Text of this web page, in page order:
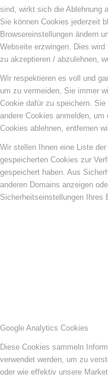
sind, wirkt sich die Ablehnung
Sie können Cookies jederzeit
Browsereinstellungen ändern
Webseite erzwingen. Dies
zu akzeptieren / abzulehnen,
Wir respektieren es voll und
um zu vermeiden, Sie immer
Cookie dafür zu speichern.
andere Cookies anmelden,
Cookies ablehnen, entfernen
Wir stellen Ihnen eine Liste
gespeicherten Cookies zur
gespeichert haben. Aus
anderen Domains anzeigen
Sicherheitseinstellungen Ihres
Google Analytics Cookies
Diese Cookies sammeln
verwendet werden, um zu
oder wie effektiv unsere